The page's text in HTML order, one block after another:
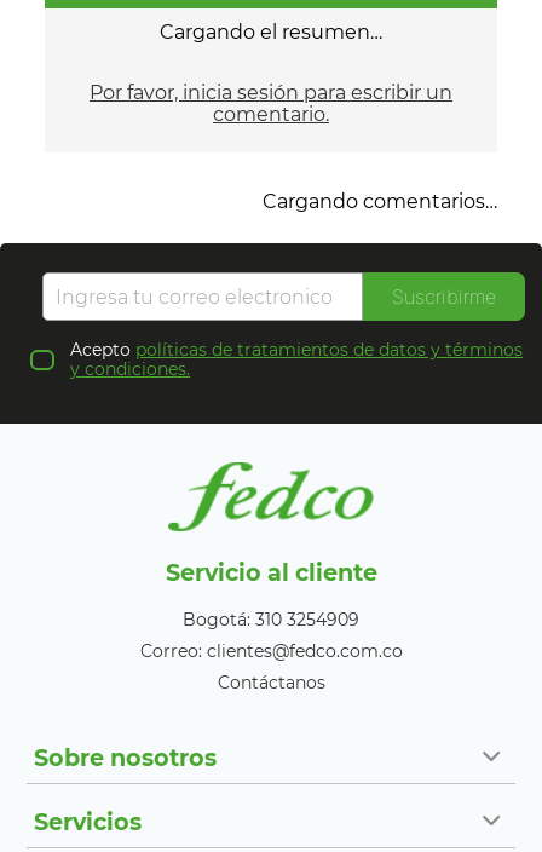
Cargando el resumen…
Por favor, inicia sesión para escribir un
comentario.
Cargando comentarios…
Suscribirme
Acepto políticas de tratamientos de datos y términos
y condiciones.
Servicio al cliente
Bogotá: 310 3254909
Correo: clientes@fedco.com.co
Contáctanos
Sobre nosotros
Servicios